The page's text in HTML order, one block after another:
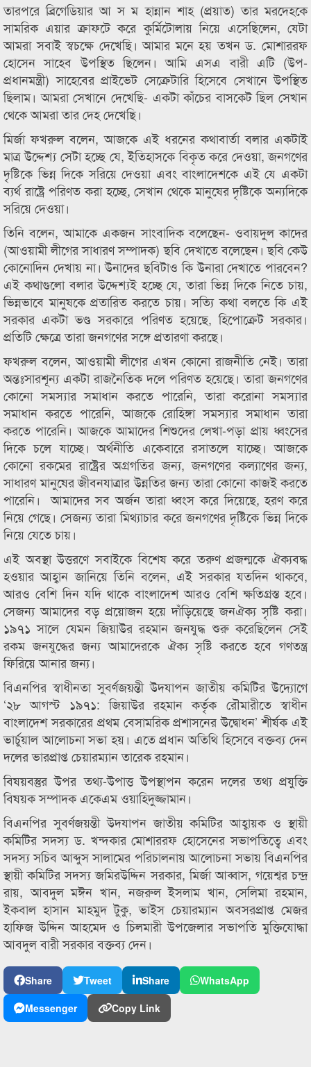
তারপরে ব্রিগেডিয়ার আ স ম হান্নান শাহ (প্রয়াত) তার মরদেহকে
সামরিক এয়ার ক্রাফটে করে কুর্মিটোলায় নিয়ে এসেছিলেন, যেটা
আমরা সবাই স্বচক্ষে দেখেছি। আমার মনে হয় তখন ড. মোশাররফ
হোসেন সাহেব উপস্থিত ছিলেন। আমি এসএ বারী এটি (উপ-
প্রধানমন্ত্রী) সাহেবের প্রাইভেট সেক্রেটারি হিসেবে সেখানে উপস্থিত
ছিলাম। আমরা সেখানে দেখেছি- একটা কাঁচের বাসকেট ছিল সেখান
থেকে আমরা তার দেহ দেখেছি।
মির্জা ফখরুল বলেন, আজকে এই ধরনের কথাবার্তা বলার একটাই
মাত্র উদ্দেশ্য সেটা হচ্ছে যে, ইতিহাসকে বিকৃত করে দেওয়া, জনগণের
দৃষ্টিকে ভিন্ন দিকে সরিয়ে দেওয়া এবং বাংলাদেশকে এই যে একটা
ব্যর্থ রাষ্ট্রে পরিণত করা হচ্ছে, সেখান থেকে মানুষের দৃষ্টিকে অন্যদিকে
সরিয়ে দেওয়া।
তিনি বলেন, আমাকে একজন সাংবাদিক বলেছেন- ওবায়দুল কাদের
(আওয়ামী লীগের সাধারণ সম্পাদক) ছবি দেখাতে বলেছেন। ছবি কেউ
কোনোদিন দেখায় না। উনাদের ছবিটাও কি উনারা দেখাতে পারবেন?
এই কথাগুলো বলার উদ্দেশ্যই হচ্ছে যে, তারা ভিন্ন দিকে নিতে চায়,
ভিন্নভাবে মানুষকে প্রতারিত করতে চায়। সত্যি কথা বলতে কি এই
সরকার একটা ভণ্ড সরকারে পরিণত হয়েছে, হিপোক্রেট সরকার।
প্রতিটি ক্ষেত্রে তারা জনগণের সঙ্গে প্রতারণা করছে।
ফখরুল বলেন, আওয়ামী লীগের এখন কোনো রাজনীতি নেই। তারা
অন্তঃসারশূন্য একটা রাজনৈতিক দলে পরিণত হয়েছে। তারা জনগণের
কোনো সমস্যার সমাধান করতে পারেনি, তারা করোনা সমস্যার
সমাধান করতে পারেনি, আজকে রোহিঙ্গা সমস্যার সমাধান তারা
করতে পারেনি। আজকে আমাদের শিশুদের লেখা-পড়া প্রায় ধ্বংসের
দিকে চলে যাচ্ছে। অর্থনীতি একেবারে রসাতলে যাচ্ছে। আজকে
কোনো রকমের রাষ্ট্রের অগ্রগতির জন্য, জনগণের কল্যাণের জন্য,
সাধারণ মানুষের জীবনযাত্রার উন্নতির জন্য তারা কোনো কাজই করতে
পারেনি। আমাদের সব অর্জন তারা ধ্বংস করে দিয়েছে, হরণ করে
নিয়ে গেছে। সেজন্য তারা মিথ্যাচার করে জনগণের দৃষ্টিকে ভিন্ন দিকে
নিয়ে যেতে চায়।
এই অবস্থা উত্তরণে সবাইকে বিশেষ করে তরুণ প্রজন্মকে ঐক্যবদ্ধ
হওয়ার আহ্বান জানিয়ে তিনি বলেন, এই সরকার যতদিন থাকবে,
আরও বেশি দিন যদি থাকে বাংলাদেশ আরও বেশি ক্ষতিগ্রস্ত হবে।
সেজন্য আমাদের বড় প্রয়োজন হয়ে দাঁড়িয়েছে জনঐক্য সৃষ্টি করা।
১৯৭১ সালে যেমন জিয়াউর রহমান জনযুদ্ধ শুরু করেছিলেন সেই
রকম জনযুদ্ধের জন্য আমাদেরকে ঐক্য সৃষ্টি করতে হবে গণতন্ত্র
ফিরিয়ে আনার জন্য।
বিএনপির স্বাধীনতা সুবর্ণজয়ন্তী উদযাপন জাতীয় কমিটির উদ্যোগে
‘২৮ আগস্ট ১৯৭১: জিয়াউর রহমান কর্তৃক রৌমারীতে স্বাধীন
বাংলাদেশ সরকারের প্রথম বেসামরিক প্রশাসনের উদ্বোধন’ শীর্ষক এই
ভার্চুয়াল আলোচনা সভা হয়। এতে প্রধান অতিথি হিসেবে বক্তব্য দেন
দলের ভারপ্রাপ্ত চেয়ারম্যান তারেক রহমান।
বিষয়বস্তুর উপর তথ্য-উপাত্ত উপস্থাপন করেন দলের তথ্য প্রযুক্তি
বিষয়ক সম্পাদক একেএম ওয়াহিদুজ্জামান।
বিএনপির সুবর্ণজয়ন্তী উদযাপন জাতীয় কমিটির আহ্বায়ক ও স্থায়ী
কমিটির সদস্য ড. খন্দকার মোশাররফ হোসেনের সভাপতিত্বে এবং
সদস্য সচিব আব্দুস সালামের পরিচালনায় আলোচনা সভায় বিএনপির
স্থায়ী কমিটির সদস্য জমিরউদ্দিন সরকার, মির্জা আব্বাস, গয়েশ্বর চন্দ্র
রায়, আবদুল মঈন খান, নজরুল ইসলাম খান, সেলিমা রহমান,
ইকবাল হাসান মাহমুদ টুকু, ভাইস চেয়ারম্যান অবসরপ্রাপ্ত মেজর
হাফিজ উদ্দিন আহমেদ ও চিলমারী উপজেলার সভাপতি মুক্তিযোদ্ধা
আবদুল বারী সরকার বক্তব্য দেন।
Share Tweet Share
WhatsApp
Messenger
Copy Link